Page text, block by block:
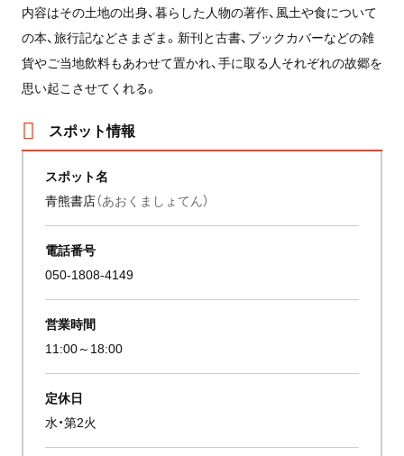
内容はその土地の出身、暮らした人物の著作、風土や食について
の本、旅行記などさまざま。新刊と古書、ブックカバーなどの雑
貨やご当地飲料もあわせて置かれ、手に取る人それぞれの故郷を
思い起こさせてくれる。
スポット情報
スポット名
青熊書店（あおくましょてん）
電話番号
050-1808-4149
営業時間
11:00～18:00
定休日
水・第2火